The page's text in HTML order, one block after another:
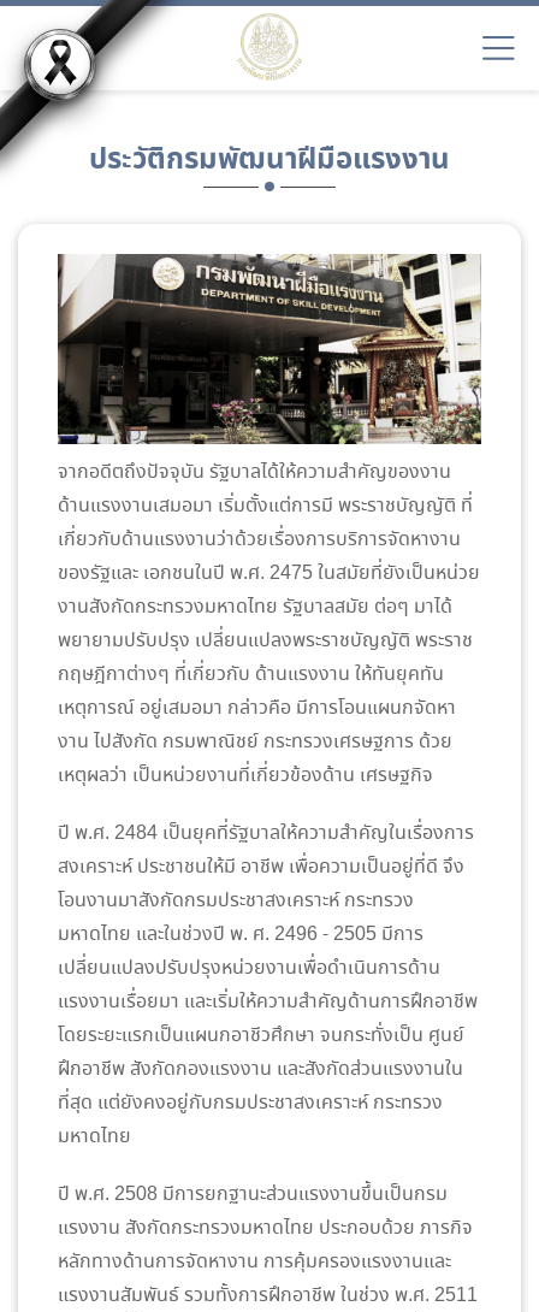
ประวัติกรมพัฒนาฝีมือแรงงาน
จากอดีตถึงปัจจุบัน รัฐบาลได้ให้ความสำคัญของงาน
ด้านแรงงานเสมอมา เริ่มตั้งแต่การมี พระราชบัญญัติ ที่
เกี่ยวกับด้านแรงงานว่าด้วยเรื่องการบริการจัดหางาน
ของรัฐและ เอกชนในปี พ.ศ. 2475 ในสมัยที่ยังเป็นหน่วย
งานสังกัดกระทรวงมหาดไทย รัฐบาลสมัย ต่อๆ มาได้
พยายามปรับปรุง เปลี่ยนแปลงพระราชบัญญัติ พระราช
กฤษฎีกาต่างๆ ที่เกี่ยวกับ ด้านแรงงาน ให้ทันยุคทัน
เหตุการณ์ อยู่เสมอมา กล่าวคือ มีการโอนแผนกจัดหา
งาน ไปสังกัด กรมพาณิชย์ กระทรวงเศรษฐการ ด้วย
เหตุผลว่า เป็นหน่วยงานที่เกี่ยวข้องด้าน เศรษฐกิจ
ปี พ.ศ. 2484 เป็นยุคที่รัฐบาลให้ความสำคัญในเรื่องการ
สงเคราะห์ ประชาชนให้มี อาชีพ เพื่อความเป็นอยู่ที่ดี จึง
โอนงานมาสังกัดกรมประชาสงเคราะห์ กระทรวง
มหาดไทย และในช่วงปี พ. ศ. 2496 - 2505 มีการ
เปลี่ยนแปลงปรับปรุงหน่วยงานเพื่อดำเนินการด้าน
แรงงานเรื่อยมา และเริ่มให้ความสำคัญด้านการฝึกอาชีพ
โดยระยะแรกเป็นแผนกอาชีวศึกษา จนกระทั่งเป็น ศูนย์
ฝึกอาชีพ สังกัดกองแรงงาน และสังกัดส่วนแรงงานใน
ที่สุด แต่ยังคงอยู่กับกรมประชาสงเคราะห์ กระทรวง
มหาดไทย
ปี พ.ศ. 2508 มีการยกฐานะส่วนแรงงานขึ้นเป็นกรม
แรงงาน สังกัดกระทรวงมหาดไทย ประกอบด้วย ภารกิจ
หลักทางด้านการจัดหางาน การคุ้มครองแรงงานและ
แรงงานสัมพันธ์ รวมทั้งการฝึกอาชีพ ในช่วง พ.ศ. 2511